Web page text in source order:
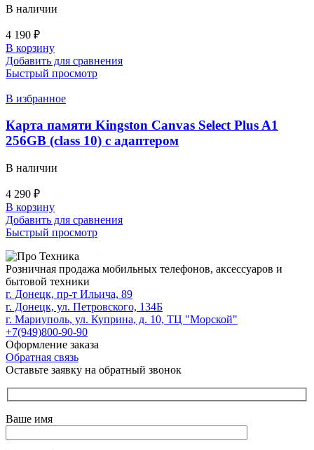
В наличии
4 190 ₽
В корзину
Добавить для сравнения
Быстрый просмотр
В избранное
Карта памяти Kingston Canvas Select Plus A1
256GB (class 10) c адаптером
В наличии
4 290 ₽
В корзину
Добавить для сравнения
Быстрый просмотр
Розничная продажа мобильных телефонов, аксессуаров и
бытовой техники
г. Донецк, пр-т Ильича, 89
г. Донецк, ул. Петровского, 134Б
г. Мариуполь, ул. Куприна, д. 10, ТЦ "Морской"
+7(949)800-90-90
Оформление заказа
Обратная связь
Оставьте заявку на обратный звонок
Ваше имя